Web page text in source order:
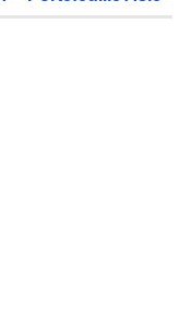
Publication des résultats - Q2 2026